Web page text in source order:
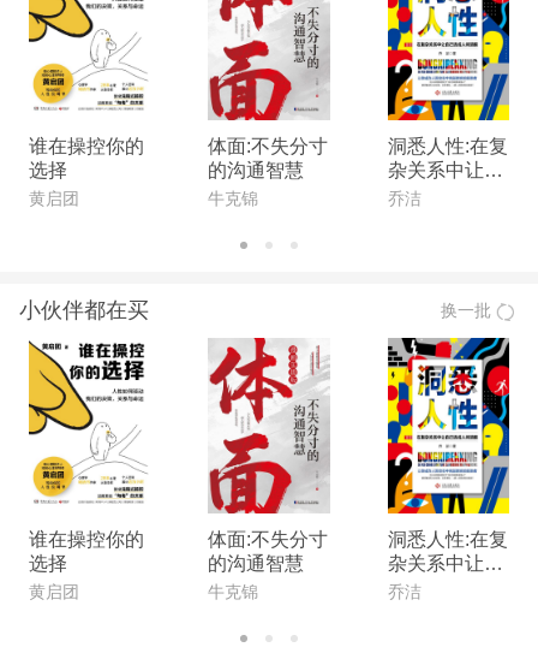
谁在操控你的
选择
黄启团
体面:不失分寸
的沟通智慧
牛克锦
洞悉人性:在复
杂关系中让自
己活成人间清
乔洁
小伙伴都在买 换一批
谁在操控你的
选择
黄启团
体面:不失分寸
的沟通智慧
牛克锦
洞悉人性:在复
杂关系中让自
己活成人间清
乔洁